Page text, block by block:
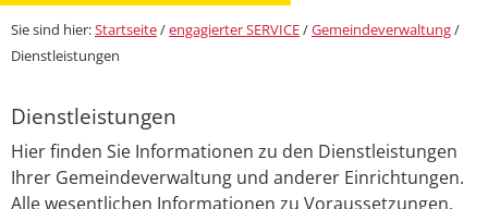
Sie sind hier:Startseite/engagierter SERVICE/Gemeindeverwaltung/
Dienstleistungen
Dienstleistungen
Hier finden Sie Informationen zu den Dienstleistungen
Ihrer Gemeindeverwaltung und anderer Einrichtungen.
Alle wesentlichen Informationen zu Voraussetzungen,